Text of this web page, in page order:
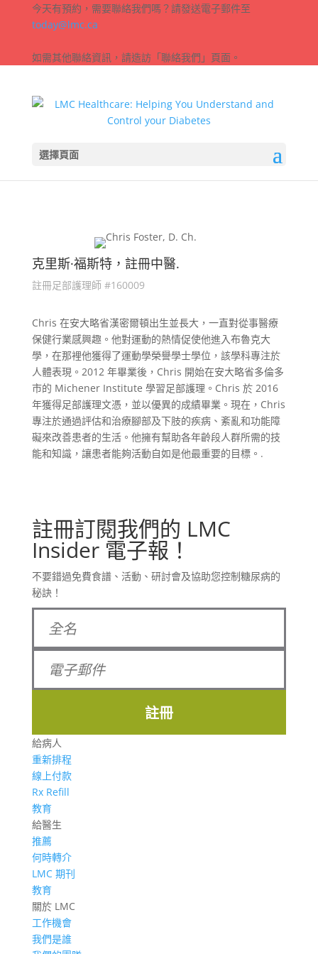
今天有預約，需要聯絡我們嗎？請發送電子郵件至
today@lmc.ca
如需其他聯絡資訊，請造訪「聯絡我們」頁面。
選擇頁面
克里斯·福斯特，註冊中醫.
註冊足部護理師 #160009
Chris 在安大略省漢密爾頓出生並長大，一直對從事醫療
保健行業感興趣。他對運動的熱情促使他進入布魯克大
學，在那裡他獲得了運動學榮譽學士學位，該學科專注於
人體表現。2012 年畢業後，Chris 開始在安大略省多倫多
市的 Michener Institute 學習足部護理。Chris 於 2016
年獲得足部護理文憑，並以優異的成績畢業。現在，Chris
專注於通過評估和治療腳部及下肢的疾病、紊亂和功能障
礙來改善患者的生活。他擁有幫助各年齡段人群所需的技
能和知識，讓患者能夠活動自如是他最重要的目標。.
註冊訂閱我們的 LMC
Insider 電子報！
不要錯過免費食譜、活動、研討會及協助您控制糖尿病的
秘訣！
註冊
給病人
重新排程
線上付款
Rx Refill
教育
給醫生
推薦
何時轉介
LMC 期刊
教育
關於 LMC
工作機會
我們是誰